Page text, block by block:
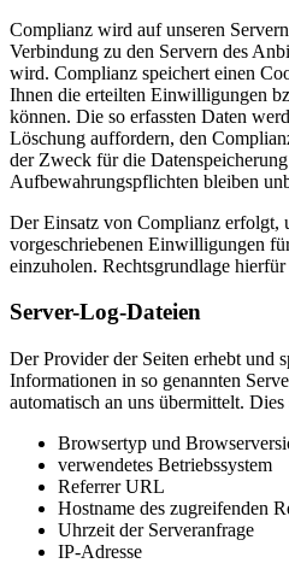
Complianz wird auf unseren
Verbindung zu den Servern des
wird. Complianz speichert einen
Ihnen die erteilten Einwilligungen
können. Die so erfassten Daten
Löschung auffordern, den
der Zweck für die
Aufbewahrungspflichten bleiben
Der Einsatz von Complianz erfolgt,
vorgeschriebenen Einwilligungen
einzuholen. Rechtsgrundlage
Server-Log-Dateien
Der Provider der Seiten erhebt und
Informationen in so genannten
automatisch an uns übermittelt. Dies
Browsertyp und
verwendetes Betriebssystem
Referrer URL
Hostname des zugreifenden
Uhrzeit der Serveranfrage
IP-Adresse